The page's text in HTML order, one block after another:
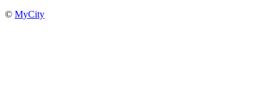
© MyCity